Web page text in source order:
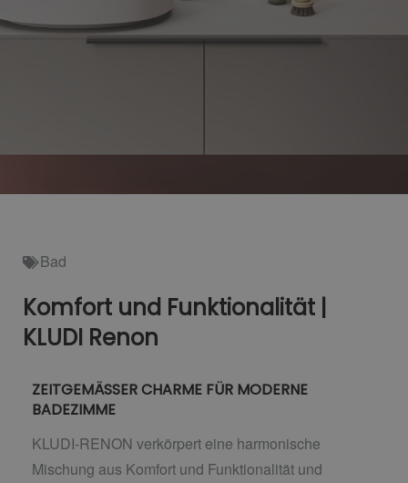
Bad
Komfort und Funktionalität |
KLUDI Renon
ZEITGEMÄSSER CHARME FÜR MODERNE
BADEZIMME
KLUDI-RENON verkörpert eine harmonische
Mischung aus Komfort und Funktionalität und